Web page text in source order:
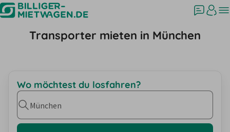
Transporter mieten in München
Wo möchtest du losfahren?
München